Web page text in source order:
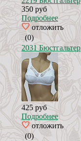
350 руб
Подробнее
отложить
(0)
2031 Бюстгальтер
425 руб
Подробнее
отложить
(0)